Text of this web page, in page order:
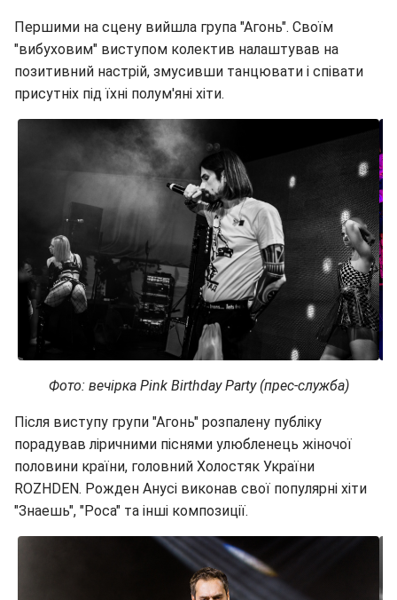
Першими на сцену вийшла група "Агонь". Своїм
"вибуховим" виступом колектив налаштував на
позитивний настрій, змусивши танцювати і співати
присутніх під їхні полум'яні хіти.
Фото: вечірка Pink Birthday Party(прес-служба)
Після виступу групи "Агонь" розпалену публіку
порадував ліричними піснями улюбленець жіночої
половини країни, головний Холостяк України
ROZHDEN. Рожден Анусі виконав свої популярні хіти
"Знаешь", "Роса" та інші композиції.